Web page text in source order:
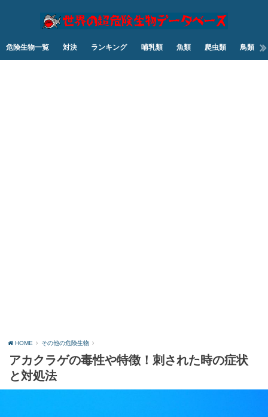
危険生物一覧 対決 ランキング 哺乳類 魚類 爬虫類 鳥類
HOME その他の危険生物
アカクラゲの毒性や特徴！刺された時の症状
と対処法